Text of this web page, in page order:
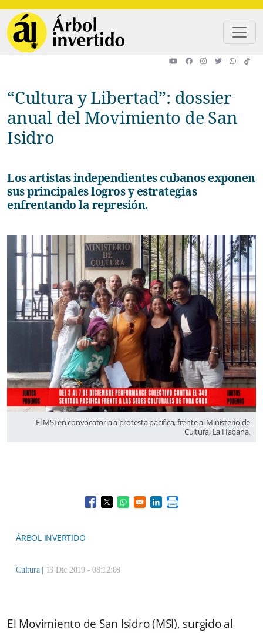
“Cultura y Libertad”: dossier
anual del Movimiento de San
Isidro
Los artistas independientes cubanos exponen
sus principales logros y estrategias
enfrentando la represión.
El MSI en convocatoria a protesta pacífica, frente al Ministerio de
Cultura, La Habana.
Opens in a new window
Opens in a new window
Opens in a new window
Opens in a new window
ÁRBOL INVERTIDO
Cultura 13 Dic 2019 - 08:12:08
El Movimiento de San Isidro (MSI), surgido al